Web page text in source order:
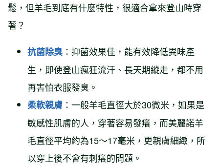
鬆，但羊毛到底有什麼特性，很適合拿來登山時穿
著？
抗菌除臭 ：抑菌效果佳，能有效降低異味產
生，即使登山瘋狂流汗、長天期縱走，都不用
再害怕衣服發臭。
柔軟親膚 ：一般羊毛直徑大於30微米，如果是
敏感性肌膚的人，穿著容易發癢，而美麗諾羊
毛直徑平均約為15～17毫米，更親膚細緻，所
以穿上後不會有刺癢的問題。